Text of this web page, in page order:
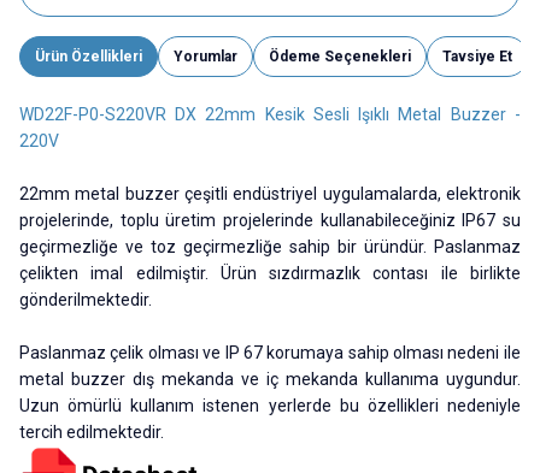
Ürün Özellikleri Yorumlar Ödeme Seçenekleri Tavsiye Et
WD22F-P0-S220VR DX 22mm Kesik Sesli Işıklı Metal Buzzer -
220V
22mm metal buzzer çeşitli endüstriyel uygulamalarda, elektronik
projelerinde, toplu üretim projelerinde kullanabileceğiniz IP67 su
geçirmezliğe ve toz geçirmezliğe sahip bir üründür. Paslanmaz
çelikten imal edilmiştir. Ürün sızdırmazlık contası ile birlikte
gönderilmektedir.
Paslanmaz çelik olması ve IP 67 korumaya sahip olması nedeni ile
metal buzzer dış mekanda ve iç mekanda kullanıma uygundur.
Uzun ömürlü kullanım istenen yerlerde bu özellikleri nedeniyle
tercih edilmektedir.